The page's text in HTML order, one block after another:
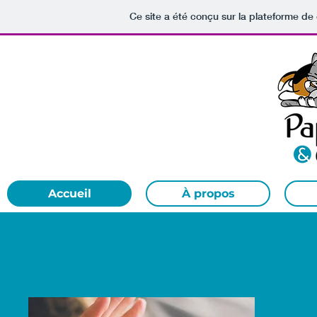
Ce site a été conçu sur la plateforme
Accueil À propos